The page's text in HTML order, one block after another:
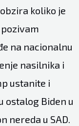
koliko je
na nacionalnu
nasilnika i
ustanite i
ostalog Biden u
nereda u SAD.